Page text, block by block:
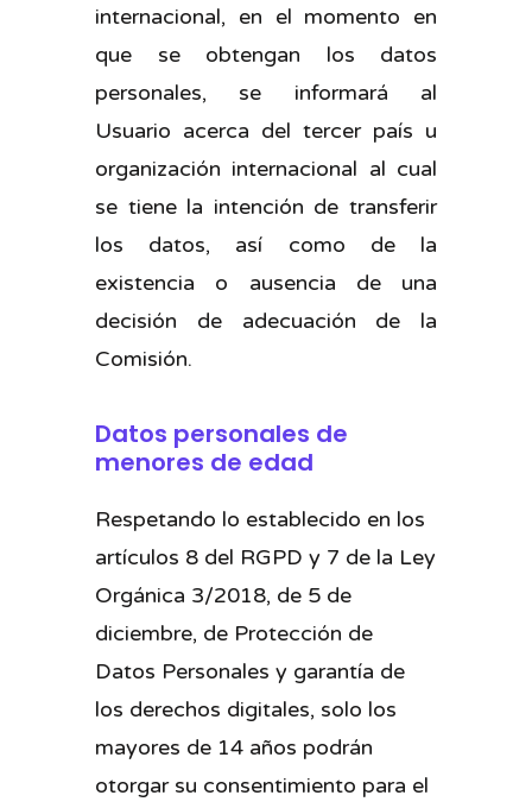
internacional, en el momento en
que se obtengan los datos
personales, se informará al
Usuario acerca del tercer país u
organización internacional al cual
se tiene la intención de transferir
los datos, así como de la
existencia o ausencia de una
decisión de adecuación de la
Comisión.
Datos personales de
menores de edad
Respetando lo establecido en los
artículos 8 del RGPD y 7 de la Ley
Orgánica 3/2018, de 5 de
diciembre, de Protección de
Datos Personales y garantía de
los derechos digitales, solo los
mayores de 14 años podrán
otorgar su consentimiento para el